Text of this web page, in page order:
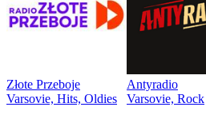
Złote Przeboje
Varsovie, Hits, Oldies
Antyradio
Varsovie, Rock